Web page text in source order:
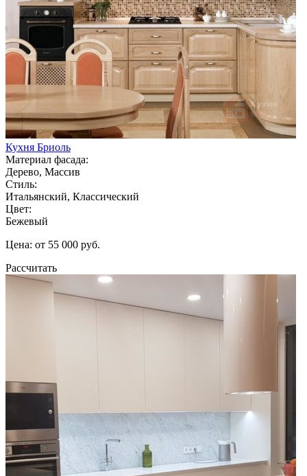
Кухня Бриоль
Материал фасада:
Дерево, Массив
Стиль:
Итальянский, Классический
Цвет:
Бежевый
Цена: от 55 000 руб.
Рассчитать